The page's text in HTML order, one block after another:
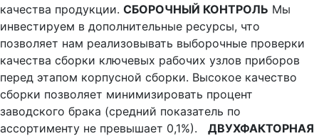
качества продукции. СБОРОЧНЫЙ КОНТРОЛЬ Мы
инвестируем в дополнительные ресурсы, что
позволяет нам реализовывать выборочные проверки
качества сборки ключевых рабочих узлов приборов
перед этапом корпусной сборки. Высокое качество
сборки позволяет минимизировать процент
заводского брака (средний показатель по
ассортименту не превышает 0,1%). ДВУХФАКТОРНАЯ